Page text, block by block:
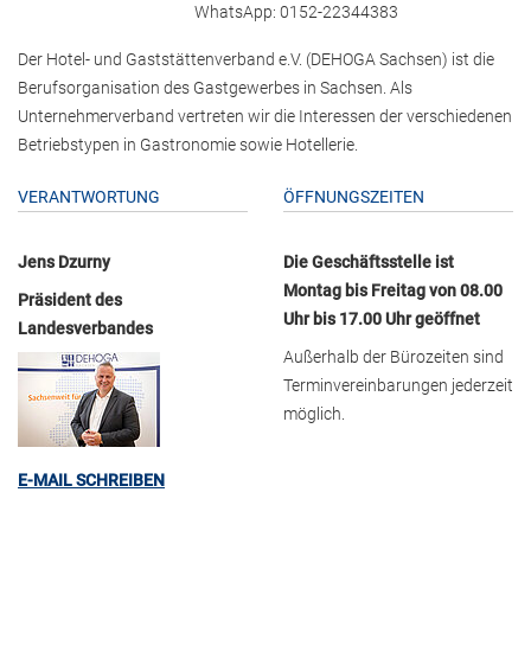
WhatsApp: 0152-22344383
Der Hotel- und Gaststättenverband e.V. (DEHOGA Sachsen) ist die
Berufsorganisation des Gastgewerbes in Sachsen. Als
Unternehmerverband vertreten wir die Interessen der verschiedenen
Betriebstypen in Gastronomie sowie Hotellerie.
VERANTWORTUNG
Jens Dzurny
Präsident des
Landesverbandes
E-MAIL SCHREIBEN
ÖFFNUNGSZEITEN
Die Geschäftsstelle ist
Montag bis Freitag von 08.00
Uhr bis 17.00 Uhr geöffnet
Außerhalb der Bürozeiten sind
Terminvereinbarungen jederzeit
möglich.